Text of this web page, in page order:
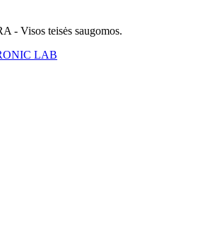
- Visos teisės saugomos.
LAB